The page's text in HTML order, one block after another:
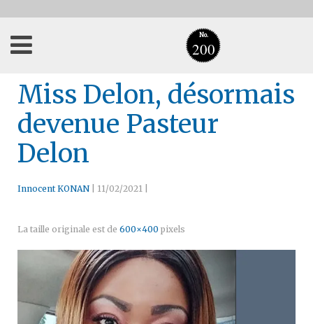
No.
200
Miss Delon, désormais
devenue Pasteur
Delon
Innocent KONAN 11/02/2021
La taille originale est de 600×400 pixels